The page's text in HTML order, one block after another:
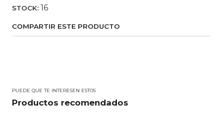
STOCK: 16
COMPARTIR ESTE PRODUCTO
PUEDE QUE TE INTERESEN ESTOS
Productos recomendados